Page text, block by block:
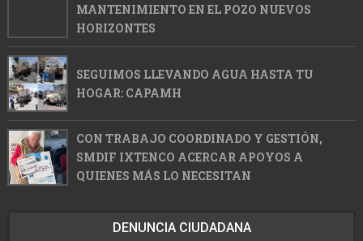
MANTENIMIENTO EN EL POZO NUEVOS
HORIZONTES
SEGUIMOS LLEVANDO AGUA HASTA TU
HOGAR: CAPAMH
CON TRABAJO COORDINADO Y GESTIÓN,
SMDIF IXTENCO ACERCAR APOYOS A
QUIENES MÁS LO NECESITAN
DENUNCIA CIUDADANA